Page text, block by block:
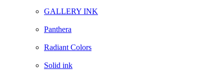
GALLERY INK
Panthera
Radiant Colors
Solid ink